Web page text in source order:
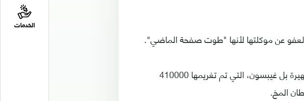
الخدمات
عن موكلتها لأنها "طوت صفحة الماضي".
وقارنت لنزي قضية موكلتها بقضية المدونة الاسترالية الشهيرة بل غيبسون، التي تم تغريمها 410000
المخ.